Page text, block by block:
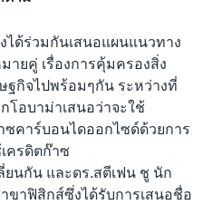
ได้ร่วมกันเสนอแผนแนวทาง
ายคู่ เรื่องการคุ้มครองสิ่ง
ฐกิจไปพร้อมๆกัน ระหว่างที่
อบาม่าเสนอว่าจะใช้
ซคาร์บอนไดออกไซด์ด้วยการ
ครดิตก๊าซ
ยนกัน และดร.สตีเฟน ชู นัก
ขาฟิสิกส์ซึ่งได้รับการเสนอชื่อ